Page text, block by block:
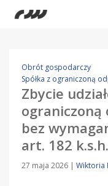
Obrót gospodarczy
Spółka z ograniczoną
Zbycie
ograniczoną
bez
art. 182 k.s.h.
27 maja 2026 | Wiktoria